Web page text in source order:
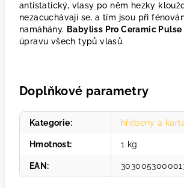
antistatický, vlasy po něm hezky
nezacuchávají se, a tím jsou při
namáhány. Babyliss Pro Ceramic Pulse
úpravu všech typů vlasů.
Doplňkové parametry
Kategorie: hřebeny a
Hmotnost: 1 kg
EAN :